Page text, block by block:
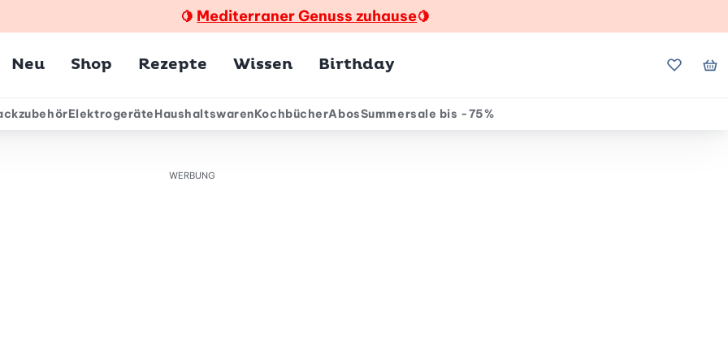
🍋 Mediterraner Genuss zuhause🍋
Neu Shop Rezepte Wissen Birthday Meine
ElektrogeräteHaushaltswarenKochbücherAbosSummersale bis -75%
WERBUNG